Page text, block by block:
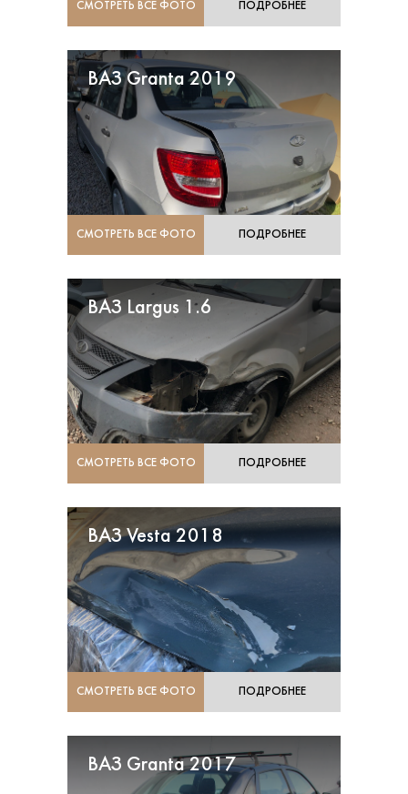
СМОТРЕТЬ ВСЕ ФОТО ПОДРОБНЕЕ
ВАЗ Granta 2019
СМОТРЕТЬ ВСЕ ФОТО ПОДРОБНЕЕ
ВАЗ Largus 1.6
СМОТРЕТЬ ВСЕ ФОТО ПОДРОБНЕЕ
ВАЗ Vesta 2018
СМОТРЕТЬ ВСЕ ФОТО ПОДРОБНЕЕ
ВАЗ Granta 2017